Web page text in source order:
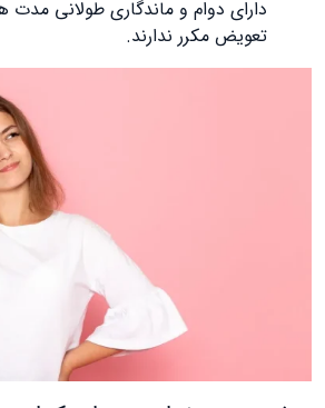
دارای دوام و ماندگاری طولانی مدت
تعویض مکرر ندارند.​